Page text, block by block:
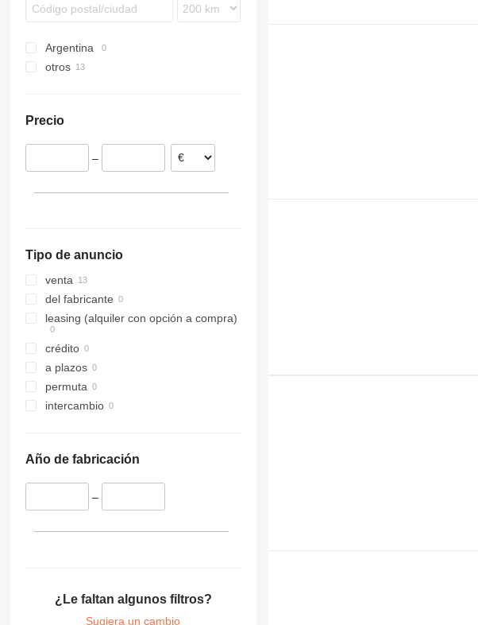
Argentina
otros
Precio
–
Tipo de anuncio
venta
del fabricante
leasing (alquiler con opción a compra)
crédito
a plazos
permuta
intercambio
Año de fabricación
–
¿Le faltan algunos filtros?
Sugiera un cambio